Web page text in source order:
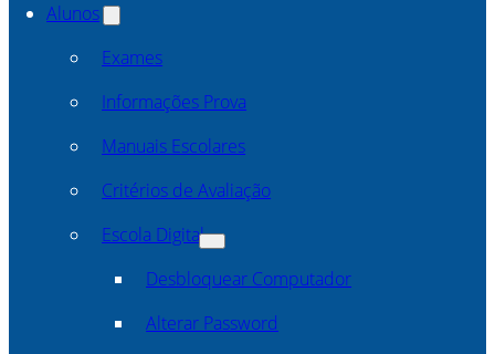
Alunos
Exames
Informações Prova
Manuais Escolares
Critérios de Avaliação
Escola Digital
Desbloquear Computador
Alterar Password